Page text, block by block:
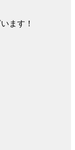
ます！